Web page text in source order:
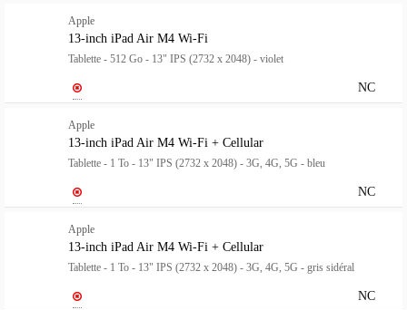
Apple
13-inch iPad Air M4 Wi-Fi
Tablette - 512 Go - 13" IPS (2732 x 2048) - violet
NC
Apple
13-inch iPad Air M4 Wi-Fi + Cellular
Tablette - 1 To - 13" IPS (2732 x 2048) - 3G, 4G, 5G - bleu
NC
Apple
13-inch iPad Air M4 Wi-Fi + Cellular
Tablette - 1 To - 13" IPS (2732 x 2048) - 3G, 4G, 5G - gris sidéral
NC